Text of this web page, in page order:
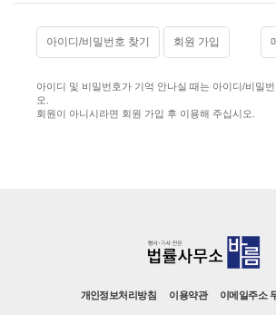
아이디/비밀번호 찾기 회원 가입
아이디 및 비밀번호가 기억 안나실 때는 아이디/비밀
오.
회원이 아니시라면 회원 가입 후 이용해 주십시오.
개인정보처리방침 이용약관 이메일주소